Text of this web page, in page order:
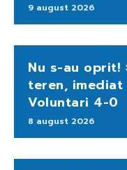
9 august 2026
Nu s-au oprit!
teren, imediat
Voluntari 4-0
8 august 2026